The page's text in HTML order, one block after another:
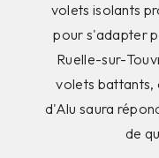
volets isolants
pour s'adapter
Ruelle-sur-
volets battants,
d'Alu saura
de